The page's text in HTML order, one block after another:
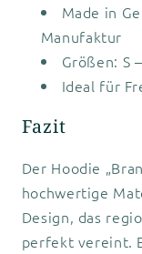
Made in
Manufaktur
Größen: S
Ideal für
Fazit
Der Hoodie
hochwertige
Design, das
perfekt vereint.